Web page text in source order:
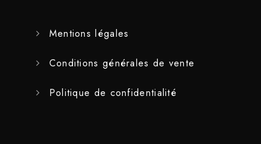
Mentions légales
Conditions générales de vente
Politique de confidentialité